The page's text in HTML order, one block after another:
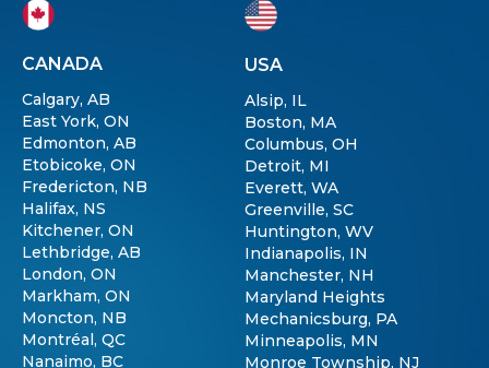
CANADA
Calgary, AB
East York, ON
Edmonton, AB
Etobicoke, ON
Fredericton, NB
Halifax, NS
Kitchener, ON
Lethbridge, AB
London, ON
Markham, ON
Moncton, NB
Montréal, QC
Nanaimo, BC
USA
Alsip, IL
Boston, MA
Columbus, OH
Detroit, MI
Everett, WA
Greenville, SC
Huntington, WV
Indianapolis, IN
Manchester, NH
Maryland Heights
Mechanicsburg, PA
Minneapolis, MN
Monroe Township, NJ